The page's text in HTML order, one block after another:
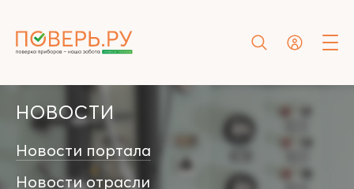
НОВОСТИ
Новости портала
Новости отрасли